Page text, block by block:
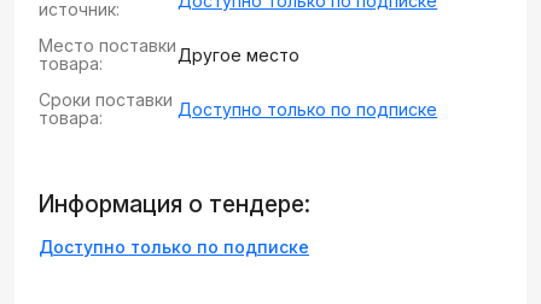
источник:
Место поставки
товара:
Другое место
Сроки поставки
товара:
Доступно только по подписке
Информация о тендере:
Доступно только по подписке